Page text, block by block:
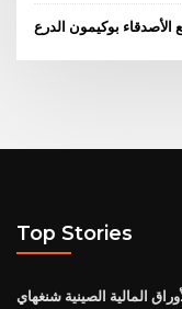
الأصدقاء بوكيمون الدرع
Top Stories
المالية الصينية شنغهاي